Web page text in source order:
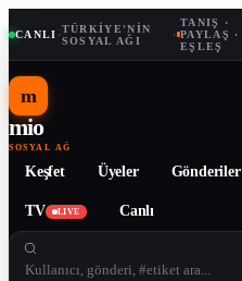
CANLI ·TÜRKIYE'NIN
SOSYAL AĞI
·
TANIŞ ·
PAYLAŞ ·
EŞLEŞ
m
mio
SOSYAL AĞ
Keşfet Üyeler Gönderiler
TV LIVE Canlı